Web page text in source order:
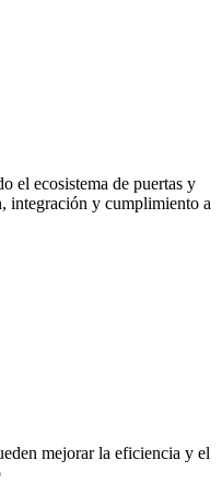
el ecosistema de puertas y
integración y cumplimiento a
mejorar la eficiencia y el